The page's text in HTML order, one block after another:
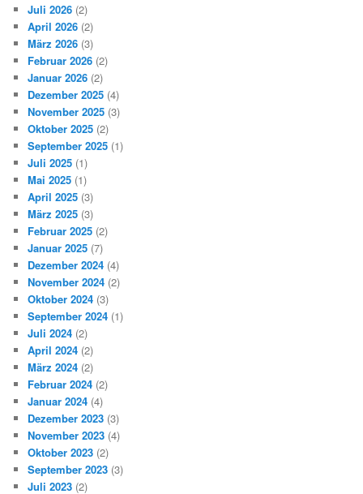
Juli 2026 (2)
April 2026 (2)
März 2026 (3)
Februar 2026 (2)
Januar 2026 (2)
Dezember 2025 (4)
November 2025 (3)
Oktober 2025 (2)
September 2025 (1)
Juli 2025 (1)
Mai 2025 (1)
April 2025 (3)
März 2025 (3)
Februar 2025 (2)
Januar 2025 (7)
Dezember 2024 (4)
November 2024 (2)
Oktober 2024 (3)
September 2024 (1)
Juli 2024 (2)
April 2024 (2)
März 2024 (2)
Februar 2024 (2)
Januar 2024 (4)
Dezember 2023 (3)
November 2023 (4)
Oktober 2023 (2)
September 2023 (3)
Juli 2023 (2)